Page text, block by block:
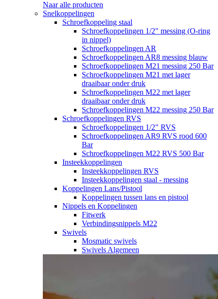
Naar alle producten
Snelkoppelingen
Schroefkoppeling staal
Schroefkoppelingen 1/2" messing (O-ring
in nippel)
Schroefkoppelingen AR
Schroefkoppelingen AR8 messing blauw
Schroefkoppelingen M21 messing 250 Bar
Schroefkoppelingen M21 met lager
draaibaar onder druk
Schroefkoppelingen M22 met lager
draaibaar onder druk
Schroefkoppelingen M22 messing 250 Bar
Schroefkoppelingen RVS
Schroefkoppelingen 1/2" RVS
Schroefkoppelingen AR9 RVS rood 600
Bar
Schroefkoppelingen M22 RVS 500 Bar
Insteekkoppelingen
Insteekkoppelingen RVS
Insteekkoppelingen staal - messing
Koppelingen Lans/Pistool
Koppelingen tussen lans en pistool
Nippels en Koppelingen
Fitwerk
Verbindingsnippels M22
Swivels
Mosmatic swivels
Swivels Algemeen